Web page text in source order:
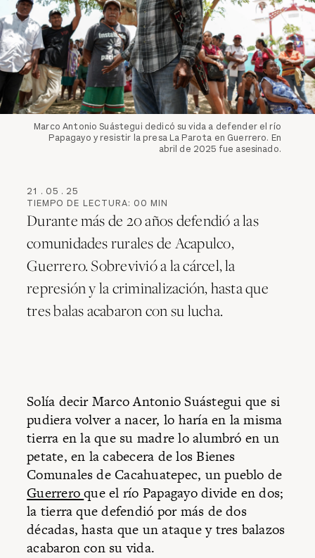
Marco Antonio Suástegui dedicó su vida a defender el río
Papagayo y resistir la presa La Parota en Guerrero. En
abril de 2025 fue asesinado.
21 . 05 . 25
TIEMPO DE LECTURA: 00 MIN
Durante más de 20 años defendió a las
comunidades rurales de Acapulco,
Guerrero. Sobrevivió a la cárcel, la
represión y la criminalización, hasta que
tres balas acabaron con su lucha.
Solía decir Marco Antonio Suástegui que si
pudiera volver a nacer, lo haría en la misma
tierra en la que su madre lo alumbró en un
petate, en la cabecera de los Bienes
Comunales de Cacahuatepec, un pueblo de
Guerreroque el río Papagayo divide en dos;
la tierra que defendió por más de dos
décadas, hasta que un ataque y tres balazos
acabaron con su vida.